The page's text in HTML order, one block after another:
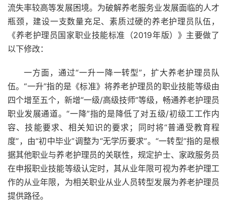
流失率较高等发展困境。为破解养老服务业发展面临的人才
瓶颈，建设一支数量充足、素质过硬的养老护理员队伍，
《养老护理员国家职业技能标准（2019年版）》主要做了
以下修改：
一方面，通过“一升一降一转型”，扩大养老护理员队
伍。“一升”指的是《标准》将养老护理员的职业技能等级由
四个增至五个，新增“一级/高级技师”等级，畅通养老护理员
职业发展通道。“一降”指的是降低了对五级/初级工工作内
容、技能要求、相关知识的要求；同时将“普通受教育程
度”，由“初中毕业”调整为“无学历要求”。“一转型”指的是根
据其他职业与养老护理员的关联性，规定护士、家政服务员
在申报职业技能等级认定时，其从业年限可视为养老护理工
作的从业年限，为相关职业从业人员转型发展为养老护理员
提供路径。